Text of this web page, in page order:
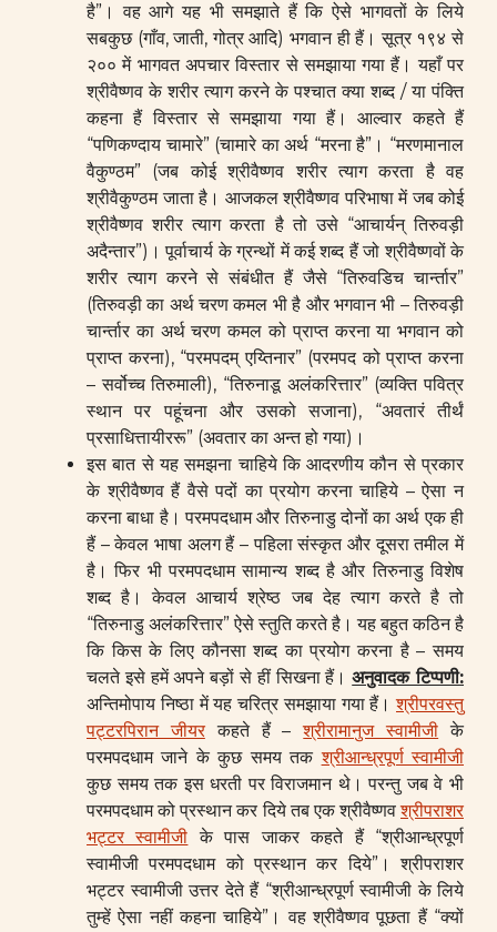
है”। वह आगे यह भी समझाते हैं कि ऐसे भागवतों के लिये
सबकुछ (गाँव, जाती, गोत्र आदि) भगवान ही हैं। सूत्र १९४ से
२०० में भागवत अपचार विस्तार से समझाया गया हैं। यहाँ पर
श्रीवैष्णव के शरीर त्याग करने के पश्चात क्या शब्द / या पंक्ति
कहना हैं विस्तार से समझाया गया हैं। आल्वार कहते हैं
“पणिकण्दाय चामारे” (चामारे का अर्थ “मरना है”। “मरणमानाल
वैकुण्ठम” (जब कोई श्रीवैष्णव शरीर त्याग करता है वह
श्रीवैकुण्ठम जाता है। आजकल श्रीवैष्णव परिभाषा में जब कोई
श्रीवैष्णव शरीर त्याग करता है तो उसे “आचार्यन् तिरुवड़ी
अदैन्तार”)। पूर्वाचार्य के ग्रन्थों में कई शब्द हैं जो श्रीवैष्णवों के
शरीर त्याग करने से संबंधीत हैं जैसे “तिरुवडिच चार्न्तार”
(तिरुवड़ी का अर्थ चरण कमल भी है और भगवान भी – तिरुवड़ी
चार्न्तार का अर्थ चरण कमल को प्राप्त करना या भगवान को
प्राप्त करना), “परमपदम् एय्तिनार” (परमपद को प्राप्त करना
– सर्वोच्च तिरुमाली), “तिरुनाडू अलंकरित्तार” (व्यक्ति पवित्र
स्थान पर पहूंचना और उसको सजाना), “अवतारं तीर्थं
प्रसाधित्तायीररू” (अवतार का अन्त हो गया)।
इस बात से यह समझना चाहिये कि आदरणीय कौन से प्रकार
के श्रीवैष्णव हैं वैसे पदों का प्रयोग करना चाहिये – ऐसा न
करना बाधा है। परमपदधाम और तिरुनाडु दोनों का अर्थ एक ही
हैं – केवल भाषा अलग हैं – पहिला संस्कृत और दूसरा तमील में
है। फिर भी परमपदधाम सामान्य शब्द है और तिरुनाडु विशेष
शब्द है। केवल आचार्य श्रेष्ठ जब देह त्याग करते है तो
“तिरुनाडु अलंकरित्तार” ऐसे स्तुति करते है। यह बहुत कठिन है
कि किस के लिए कौनसा शब्द का प्रयोग करना है – समय
चलते इसे हमें अपने बड़ों से हीं सिखना हैं।अनुवादक टिप्पणी:
अन्तिमोपाय निष्ठा में यह चरित्र समझाया गया हैं।श्रीपरवस्तु
पट्टरपिरान जीयरकहते हैं –श्रीरामानुज स्वामीजी के
परमपदधाम जाने के कुछ समय तकश्रीआन्ध्रपूर्ण स्वामीजी
कुछ समय तक इस धरती पर विराजमान थे। परन्तु जब वे भी
परमपदधाम को प्रस्थान कर दिये तब एक श्रीवैष्णवश्रीपराशर
भट्टर स्वामीजी के पास जाकर कहते हैं “श्रीआन्ध्रपूर्ण
स्वामीजी परमपदधाम को प्रस्थान कर दिये”। श्रीपराशर
भट्टर स्वामीजी उत्तर देते हैं “श्रीआन्ध्रपूर्ण स्वामीजी के लिये
तुम्हें ऐसा नहीं कहना चाहिये”। वह श्रीवैष्णव पूछता हैं “क्यों